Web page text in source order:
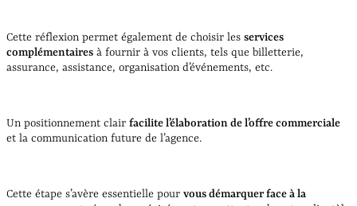
Cette réflexion permet également de choisir les services
complémentaires à fournir à vos clients, tels que billetterie,
assurance, assistance, organisation d’événements, etc.
Un positionnement clair facilite l’élaboration de l’offre commerciale
et la communication future de l’agence.
Cette étape s’avère essentielle pour vous démarquer face à la